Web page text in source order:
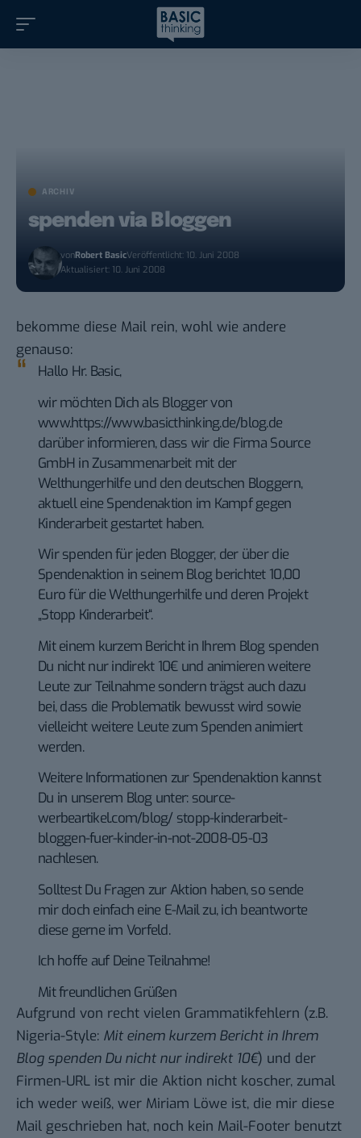
ARCHIV
spenden via Bloggen
vonRobert BasicVeröffentlicht: 10. Juni 2008
Aktualisiert: 10. Juni 2008
bekomme diese Mail rein, wohl wie andere
genauso:
Hallo Hr. Basic,
wir möchten Dich als Blogger von
www.https://www.basicthinking.de/blog.de
darüber informieren, dass wir die Firma Source
GmbH in Zusammenarbeit mit der
Welthungerhilfe und den deutschen Bloggern,
aktuell eine Spendenaktion im Kampf gegen
Kinderarbeit gestartet haben.
Wir spenden für jeden Blogger, der über die
Spendenaktion in seinem Blog berichtet 10,00
Euro für die Welthungerhilfe und deren Projekt
„Stopp Kinderarbeit“.
Mit einem kurzem Bericht in Ihrem Blog spenden
Du nicht nur indirekt 10€ und animieren weitere
Leute zur Teilnahme sondern trägst auch dazu
bei, dass die Problematik bewusst wird sowie
vielleicht weitere Leute zum Spenden animiert
werden.
Weitere Informationen zur Spendenaktion kannst
Du in unserem Blog unter: source-
werbeartikel.com/blog/ stopp-kinderarbeit-
bloggen-fuer-kinder-in-not-2008-05-03
nachlesen.
Solltest Du Fragen zur Aktion haben, so sende
mir doch einfach eine E-Mail zu, ich beantworte
diese gerne im Vorfeld.
Ich hoffe auf Deine Teilnahme!
Mit freundlichen Grüßen
Aufgrund von recht vielen Grammatikfehlern (z.B.
Nigeria-Style: Mit einem kurzem Bericht in Ihrem
Blog spenden Du nicht nur indirekt 10€) und der
Firmen-URL ist mir die Aktion nicht koscher, zumal
ich weder weiß, wer Miriam Löwe ist, die mir diese
Mail geschrieben hat, noch kein Mail-Footer benutzt